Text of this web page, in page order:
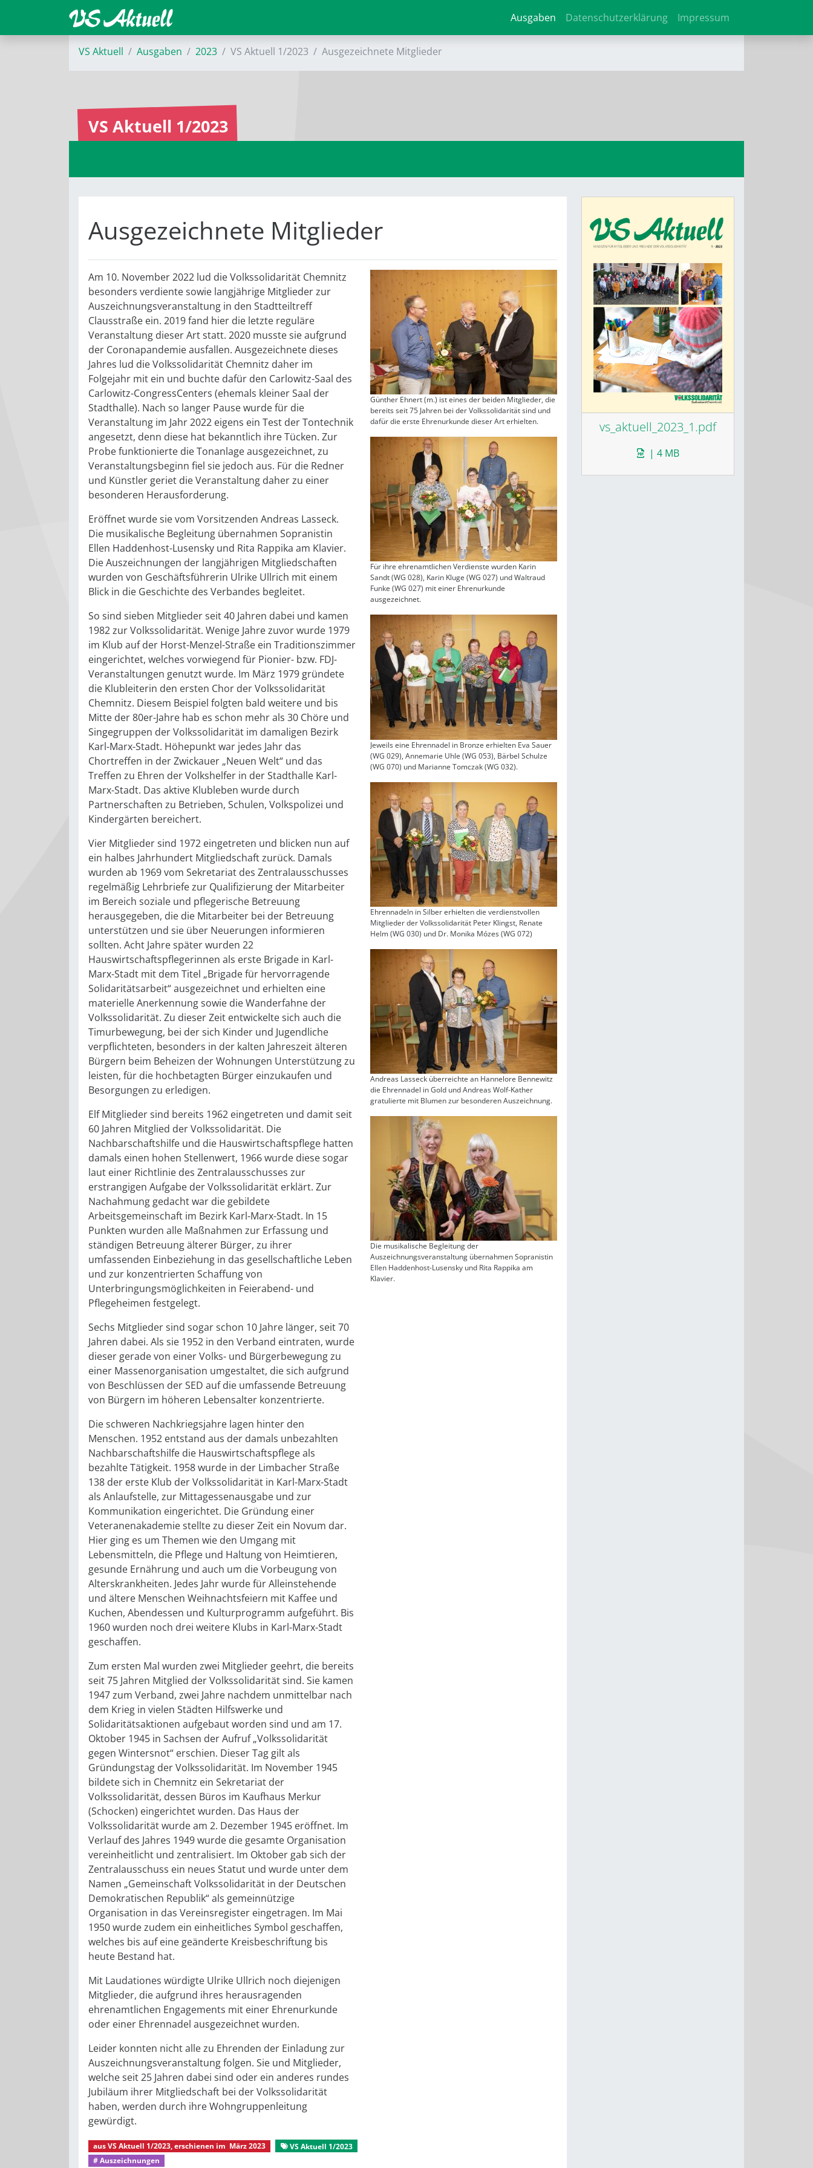
Ausgaben Datenschutzerklärung Impressum
VS Aktuell Ausgaben 2023 VS Aktuell 1/2023 Ausgezeichnete Mitglieder
VS Aktuell 1/2023
vs_aktuell_2023_1.pdf
| 4 MB
Ausgezeichnete Mitglieder
Am 10. November 2022 lud die Volkssolidarität Chemnitz
besonders verdiente sowie langjährige Mitglieder zur
Auszeichnungsveranstaltung in den Stadtteiltreff
Clausstraße ein. 2019 fand hier die letzte reguläre
Veranstaltung dieser Art statt. 2020 musste sie aufgrund
der Coronapandemie ausfallen. Ausgezeichnete dieses
Jahres lud die Volkssolidarität Chemnitz daher im
Folgejahr mit ein und buchte dafür den Carlowitz-Saal des
Carlowitz-CongressCenters (ehemals kleiner Saal der
Stadthalle). Nach so langer Pause wurde für die
Veranstaltung im Jahr 2022 eigens ein Test der Tontechnik
angesetzt, denn diese hat bekanntlich ihre Tücken. Zur
Probe funktionierte die Tonanlage ausgezeichnet, zu
Veranstaltungsbeginn fiel sie jedoch aus. Für die Redner
und Künstler geriet die Veranstaltung daher zu einer
besonderen Herausforderung.
Eröffnet wurde sie vom Vorsitzenden Andreas Lasseck.
Die musikalische Begleitung übernahmen Sopranistin
Ellen Haddenhost-Lusensky und Rita Rappika am Klavier.
Die Auszeichnungen der langjährigen Mitgliedschaften
wurden von Geschäftsführerin Ulrike Ullrich mit einem
Blick in die Geschichte des Verbandes begleitet.
So sind sieben Mitglieder seit 40 Jahren dabei und kamen
1982 zur Volkssolidarität. Wenige Jahre zuvor wurde 1979
im Klub auf der Horst-Menzel-Straße ein Traditionszimmer
eingerichtet, welches vorwiegend für Pionier- bzw. FDJ-
Veranstaltungen genutzt wurde. Im März 1979 gründete
die Klubleiterin den ersten Chor der Volkssolidarität
Chemnitz. Diesem Beispiel folgten bald weitere und bis
Mitte der 80er-Jahre hab es schon mehr als 30 Chöre und
Singegruppen der Volkssolidarität im damaligen Bezirk
Karl-Marx-Stadt. Höhepunkt war jedes Jahr das
Chortreffen in der Zwickauer „Neuen Welt“ und das
Treffen zu Ehren der Volkshelfer in der Stadthalle Karl-
Marx-Stadt. Das aktive Klubleben wurde durch
Partnerschaften zu Betrieben, Schulen, Volkspolizei und
Kindergärten bereichert.
Vier Mitglieder sind 1972 eingetreten und blicken nun auf
ein halbes Jahrhundert Mitgliedschaft zurück. Damals
wurden ab 1969 vom Sekretariat des Zentralausschusses
regelmäßig Lehrbriefe zur Qualifizierung der Mitarbeiter
im Bereich soziale und pflegerische Betreuung
herausgegeben, die die Mitarbeiter bei der Betreuung
unterstützen und sie über Neuerungen informieren
sollten. Acht Jahre später wurden 22
Hauswirtschaftspflegerinnen als erste Brigade in Karl-
Marx-Stadt mit dem Titel „Brigade für hervorragende
Solidaritätsarbeit“ ausgezeichnet und erhielten eine
materielle Anerkennung sowie die Wanderfahne der
Volkssolidarität. Zu dieser Zeit entwickelte sich auch die
Timurbewegung, bei der sich Kinder und Jugendliche
verpflichteten, besonders in der kalten Jahreszeit älteren
Bürgern beim Beheizen der Wohnungen Unterstützung zu
leisten, für die hochbetagten Bürger einzukaufen und
Besorgungen zu erledigen.
Elf Mitglieder sind bereits 1962 eingetreten und damit seit
60 Jahren Mitglied der Volkssolidarität. Die
Nachbarschaftshilfe und die Hauswirtschaftspflege hatten
damals einen hohen Stellenwert, 1966 wurde diese sogar
laut einer Richtlinie des Zentralausschusses zur
erstrangigen Aufgabe der Volkssolidarität erklärt. Zur
Nachahmung gedacht war die gebildete
Arbeitsgemeinschaft im Bezirk Karl-Marx-Stadt. In 15
Punkten wurden alle Maßnahmen zur Erfassung und
ständigen Betreuung älterer Bürger, zu ihrer
umfassenden Einbeziehung in das gesellschaftliche Leben
und zur konzentrierten Schaffung von
Unterbringungsmöglichkeiten in Feierabend- und
Pflegeheimen festgelegt.
Sechs Mitglieder sind sogar schon 10 Jahre länger, seit 70
Jahren dabei. Als sie 1952 in den Verband eintraten, wurde
dieser gerade von einer Volks- und Bürgerbe­wegung zu
einer Massenorganisation umgestaltet, die sich aufgrund
von Beschlüssen der SED auf die umfassende Betreuung
von Bürgern im höheren Lebensalter konzentrierte.
Die schweren Nachkriegsjahre lagen hinter den
Menschen. 1952 entstand aus der damals unbezahlten
Nachbarschaftshilfe die Hauswirtschaftspflege als
bezahlte Tätigkeit. 1958 wurde in der Limbacher Straße
138 der erste Klub der Volkssolidarität in Karl-Marx-Stadt
als Anlaufstelle, zur Mittagessenausgabe und zur
Kommunikation eingerichtet. Die Gründung einer
Veteranenakademie stellte zu dieser Zeit ein Novum dar.
Hier ging es um Themen wie den Umgang mit
Lebensmitteln, die Pflege und Haltung von Heimtieren,
gesunde Ernährung und auch um die Vorbeugung von
Alterskrankheiten. Jedes Jahr wurde für Alleinstehende
und ältere Menschen Weihnachtsfeiern mit Kaffee und
Kuchen, Abendessen und Kulturprogramm aufgeführt. Bis
1960 wurden noch drei weitere Klubs in Karl-Marx-Stadt
geschaffen.
Zum ersten Mal wurden zwei Mitglieder geehrt, die bereits
seit 75 Jahren Mitglied der Volkssolidarität sind. Sie kamen
1947 zum Verband, zwei Jahre nachdem unmittelbar nach
dem Krieg in vielen Städten Hilfswerke und
Solidaritätsaktionen aufgebaut worden sind und am 17.
Oktober 1945 in Sachsen der Aufruf „Volkssolidarität
gegen Wintersnot“ erschien. Dieser Tag gilt als
Gründungstag der Volkssolidarität. Im November 1945
bildete sich in Chemnitz ein Sekretariat der
Volkssolidarität, dessen Büros im Kaufhaus Merkur
(Schocken) eingerichtet wurden. Das Haus der
Volkssolidarität wurde am 2. Dezember 1945 eröffnet. Im
Verlauf des Jahres 1949 wurde die gesamte Organisation
vereinheitlicht und zentralisiert. Im Oktober gab sich der
Zentralausschuss ein neues Statut und wurde unter dem
Namen „Gemeinschaft Volkssolidarität in der Deutschen
Demokratischen Republik“ als gemeinnützige
Organisation in das Vereinsregister eingetragen. Im Mai
1950 wurde zudem ein einheitliches Symbol geschaffen,
welches bis auf eine geänderte Kreisbeschriftung bis
heute Bestand hat.
Mit Laudationes würdigte Ulrike Ullrich noch diejenigen
Mitglieder, die aufgrund ihres herausragenden
ehrenamtlichen Engagements mit einer Ehrenurkunde
oder einer Ehrennadel ausgezeichnet wurden.
Leider konnten nicht alle zu Ehrenden der Einladung zur
Auszeichnungsveranstaltung folgen. Sie und Mitglieder,
welche seit 25 Jahren dabei sind oder ein anderes rundes
Jubiläum ihrer Mitgliedschaft bei der Volkssolidarität
haben, werden durch ihre Wohngruppenleitung
gewürdigt.
Günther Ehnert (m.) ist eines der beiden Mitglieder, die
bereits seit 75 Jahren bei der Volkssolidarität sind und
dafür die erste Ehrenurkunde dieser Art erhielten.
Für ihre ehrenamtlichen Verdienste wurden Karin
Sandt (WG 028), Karin Kluge (WG 027) und Waltraud
Funke (WG 027) mit einer Ehrenurkunde
ausgezeichnet.
Jeweils eine Ehrennadel in Bronze erhielten Eva Sauer
(WG 029), ­Annemarie Uhle (WG 053), Bärbel Schulze
(WG 070) und Marianne Tomczak (WG 032).
Ehrennadeln in Silber erhielten die verdienstvollen
Mitglieder der Volkssolidarität Peter Klingst, Renate
Helm (WG 030) und Dr. Monika Mózes (WG 072)
Andreas Lasseck überreichte an Hannelore Bennewitz
die Ehrennadel in Gold und Andreas Wolf-Kather
gratulierte mit Blumen zur besonderen Auszeichnung.
Die musikalische Begleitung der
Auszeichnungsveranstaltung übernahmen Sopranistin
Ellen Haddenhost-Lusensky und Rita Rappika am
Klavier.
ausVS Aktuell 1/2023, erschienen im März 2023 VS Aktuell 1/2023
# Auszeichnungen